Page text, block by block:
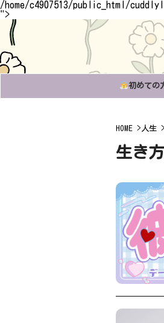
/home/c4907513/public_html/
">
初めての
HOME > 人生 >
生き方